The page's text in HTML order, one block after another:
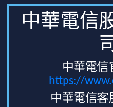
中華電信
中華電信
https://
中華電信客